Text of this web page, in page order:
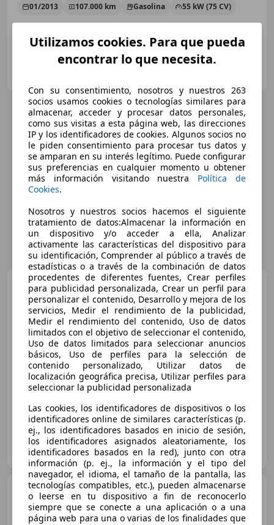
01/2013 107.000 km Gasolina 55 kW (75 CV)
MINI CooperMini Cooper
Aut. Cooper
€ 6.990
Súper oferta
01/2011 166.100 km Gasolina 88 kW (120 CV)
Particular
ES-08001 Barcelona
MINI Cooper D
Utilizamos cookies. Para que pueda
encontrar lo que necesita.
Con su consentimiento, nosotros y nuestros 263
socios usamos cookies o tecnologías similares para
almacenar, acceder y procesar datos personales,
como sus visitas a esta página web, las direcciones
IP y los identificadores de cookies. Algunos socios no
le piden consentimiento para procesar tus datos y
se amparan en su interés legítimo. Puede configurar
sus preferencias en cualquier momento u obtener
más información visitando nuestra Política de
Cookies.
Nosotros y nuestros socios hacemos el siguiente
tratamiento de datos:Almacenar la información en
un dispositivo y/o acceder a ella, Analizar
activamente las características del dispositivo para
su identificación, Comprender al público a través de
estadísticas o a través de la combinación de datos
procedentes de diferentes fuentes, Crear perfiles
para publicidad personalizada, Crear un perfil para
personalizar el contenido, Desarrollo y mejora de los
servicios, Medir el rendimiento de la publicidad,
Medir el rendimiento del contenido, Uso de datos
limitados con el objetivo de seleccionar el contenido,
Uso de datos limitados para seleccionar anuncios
básicos, Uso de perfiles para la selección de
contenido personalizado, Utilizar datos de
localización geográfica precisa, Utilizar perfiles para
seleccionar la publicidad personalizada
Las cookies, los identificadores de dispositivos o los
identificadores online de similares características (p.
ej., los identificadores basados en inicio de sesión,
los identificadores asignados aleatoriamente, los
identificadores basados en la red), junto con otra
información (p. ej., la información y el tipo del
navegador, el idioma, el tamaño de la pantalla, las
tecnologías compatibles, etc.), pueden almacenarse
o leerse en tu dispositivo a fin de reconocerlo
siempre que se conecte a una aplicación o a una
página web para una o varias de los finalidades que